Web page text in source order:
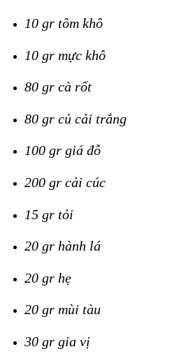
10 gr tôm khô
10 gr mực khô
80 gr cà rốt
80 gr củ cải trắng
100 gr giá đỗ
200 gr cải cúc
15 gr tỏi
20 gr hành lá
20 gr hẹ
20 gr mùi tàu
30 gr gia vị